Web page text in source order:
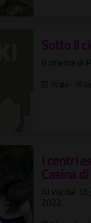
Sotto il
Il cinema di
10 giu - 15
I centri
Casina
Al via dal
2022